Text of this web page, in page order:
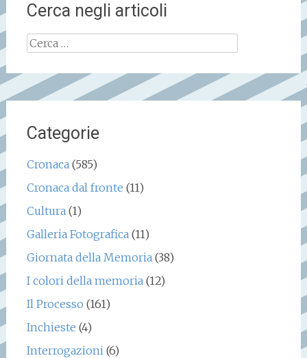
Cerca negli articoli
Ricerca
Categorie
Cronaca(585)
Cronaca dal fronte (11)
Cultura(1)
Galleria Fotografica(11)
Giornata della Memoria(38)
I colori della memoria(12)
Il Processo (161)
Inchieste (4)
Interrogazioni(6)